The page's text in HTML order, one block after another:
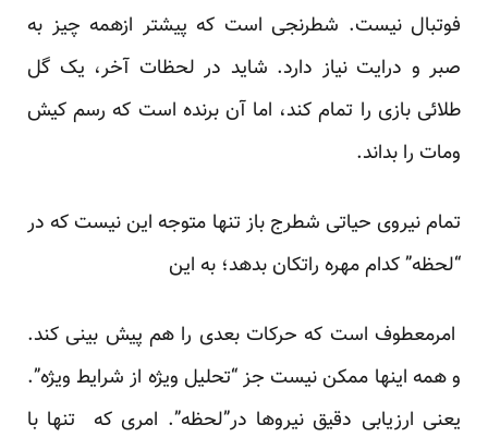
فوتبال نیست. شطرنجی است که پیشتر ازهمه چیز به
صبر و درایت نیاز دارد. شاید در لحظات آخر، یک گل
طلائی بازی را تمام کند، اما آن برنده است که رسم کیش
ومات را بداند.
تمام نیروی حیاتی شطرج باز تنها متوجه این نیست که در
“لحظه” کدام مهره راتکان بدهد؛ به این
امرمعطوف است که حرکات بعدی را هم پیش بینی کند.
و همه اینها ممکن نیست جز “تحلیل ویژه از شرایط ویژه”.
یعنی ارزیابی دقیق نیروها در”لحظه”. امری که تنها با